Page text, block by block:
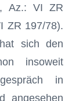
Az.: VI ZR
ZR 197/78).
sich den
insoweit
in
angesehen